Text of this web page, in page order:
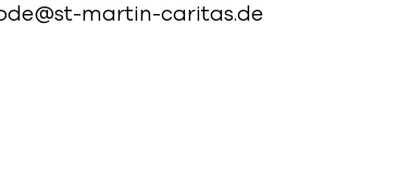
martin-caritas.de